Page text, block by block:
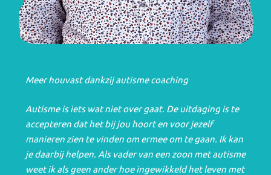
Meer houvast dankzij autisme coaching
Autisme is iets wat niet over gaat. De uitdaging is te
accepteren dat het bij jou hoort en voor jezelf
manieren zien te vinden om ermee om te gaan. Ik kan
je daarbij helpen. Als vader van een zoon met autisme
weet ik als geen ander hoe ingewikkeld het leven met